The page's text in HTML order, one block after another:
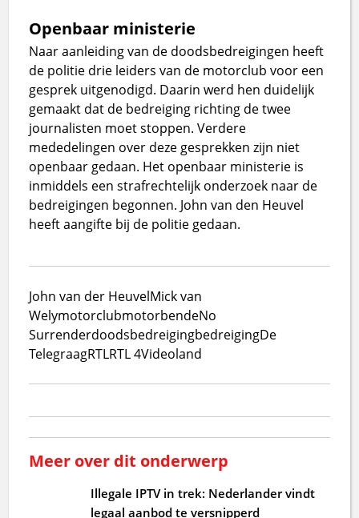
Openbaar ministerie
Naar aanleiding van de doodsbedreigingen heeft
de politie drie leiders van de motorclub voor een
gesprek uitgenodigd. Daarin werd hen duidelijk
gemaakt dat de bedreiging richting de twee
journalisten moet stoppen. Verdere
mededelingen over deze gesprekken zijn niet
openbaar gedaan. Het openbaar ministerie is
inmiddels een strafrechtelijk onderzoek naar de
bedreigingen begonnen. John van den Heuvel
heeft aangifte bij de politie gedaan.
John van der HeuvelMick van
WelymotorclubmotorbendeNo
SurrenderdoodsbedreigingbedreigingDe
TelegraagRTLRTL 4Videoland
Meer over dit onderwerp
Illegale IPTV in trek: Nederlander vindt
legaal aanbod te versnipperd